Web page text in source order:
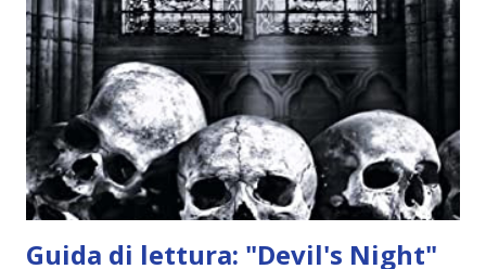
per avvertili che Mikael non è più "l'angelo puro" che
credono e che potrebbe aver ucciso altri mezzi angeli, tipo
Rafael. A quelle parole, Haniel seguito da altri ibridi, si reca
nell'appartamento, senza risultati. Infine cercano nella
chiesetta. Lì trovano Rafael alle prese con gli angeli puri,
ma questa volta ...
Guida di lettura: "Devil's Night"